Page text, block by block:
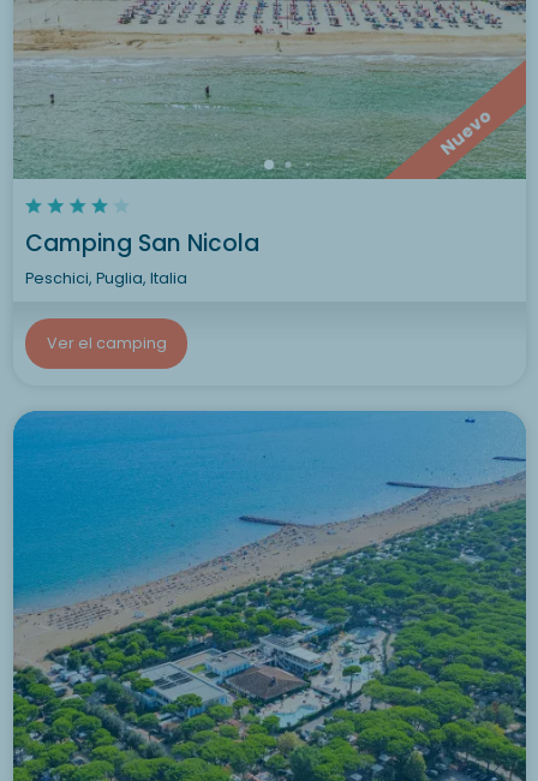
Nuevo
Camping San Nicola
Peschici, Puglia, Italia
Ver el camping